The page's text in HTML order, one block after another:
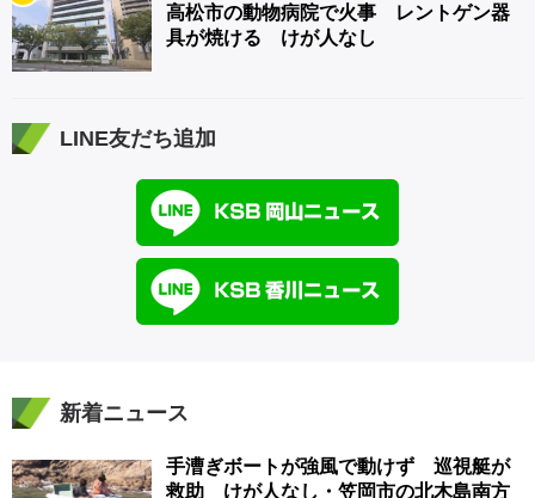
高松市の動物病院で火事 レントゲン器
具が焼ける けが人なし
LINE友だち追加
新着ニュース
手漕ぎボートが強風で動けず 巡視艇が
救助 けが人なし・笠岡市の北木島南方